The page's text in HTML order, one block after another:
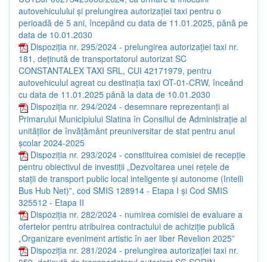
autovehiculului și prelungirea autorizației taxi pentru o
perioadă de 5 ani, începând cu data de 11.01.2025, până pe
data de 10.01.2030
Dispoziția nr. 295/2024 - prelungirea autorizației taxi nr.
181, deținută de transportatorul autorizat SC
CONSTANTALEX TAXI SRL, CUI 42171979, pentru
autovehiculul agreat cu destinația taxi OT-01-CRW, înceând
cu data de 11.01.2025 până la data de 10.01.2030
Dispoziția nr. 294/2024 - desemnare reprezentanți ai
Primarului Municipiului Slatina în Consiliul de Administrație al
unităților de învățământ preuniversitar de stat pentru anul
școlar 2024-2025
Dispoziția nr. 293/2024 - constituirea comisiei de recepție
pentru obiectivul de investiții „Dezvoltarea unei rețele de
stații de transport public local inteligente și autonome (Intelli
Bus Hub Net)”, cod SMIS 128914 - Etapa I și Cod SMIS
325512 - Etapa II
Dispoziția nr. 282/2024 - numirea comisiei de evaluare a
ofertelor pentru atribuirea contractului de achiziție publică
„Organizare eveniment artistic în aer liber Revelion 2025”
Dispoziția nr. 281/2024 - prelungirea autorizației taxi nr.